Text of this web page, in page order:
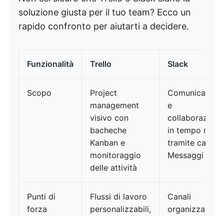
soluzione giusta per il tuo team? Ecco un
rapido confronto per aiutarti a decidere.
Funzionalità Trello Slack
Scopo
Project
management
visivo con
bacheche
Kanban e
monitoraggio
delle attività
e
collaborazione
in tempo reale
tramite canali
Messaggi
Punti di
forza
Flussi di lavoro
personalizzabili,
Canali
organizzati,